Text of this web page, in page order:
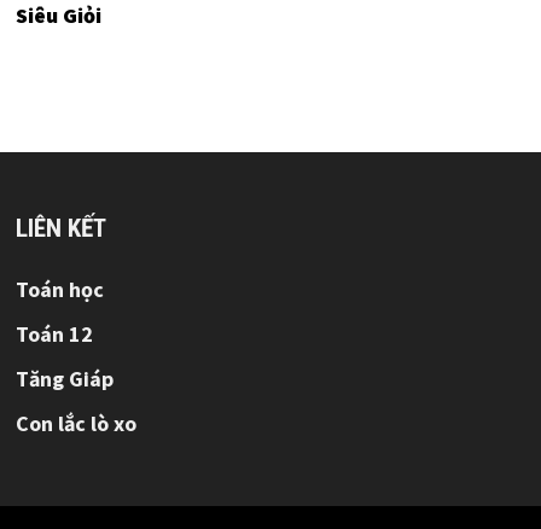
Siêu Giỏi
LIÊN KẾT
Toán học
Toán 12
Tăng Giáp
Con lắc lò xo